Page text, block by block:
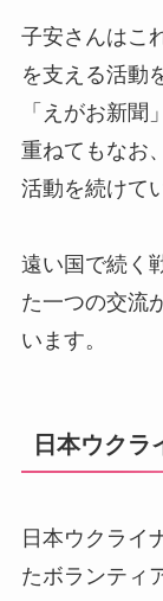
子安さんはこ
を支える活動
「えがお新
重ねてもなお
活動を続けて
遠い国で続く
た一つの交流
います。
日本ウクラ
日本ウクライ
たボランティ